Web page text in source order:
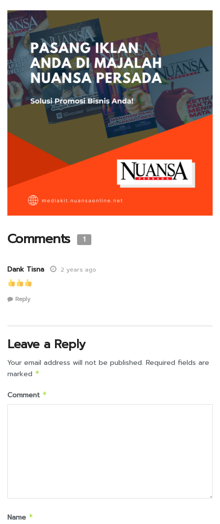
Comments 1
Dank Tisna 2 years ago
Reply
Leave a Reply
Your email address will not be published. Required fields are
marked *
Comment *
Name *